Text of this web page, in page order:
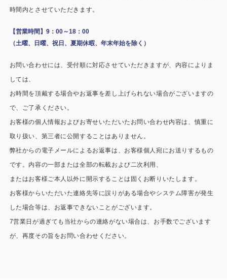
ニュース一覧
倉庫・工場
店舗
勉強部屋・子供部屋
休憩室・喫煙室
よくあるご質問
その他
お問い合わせ
利用規約
時間内とさせていただきます。
【営業時間】9：00～18：00
（土曜、日曜、祝日、夏期休暇、年末年始を除く）
お問い合わせには、受付順に対応させていただきますが、内容によりま
しては、
お時間を頂戴する場合やお返事を差し上げられない場合がございますの
で、ご了承ください。
お客様の個人情報およびお寄せいただいたお問い合わせ内容は、慎重に
取り扱い、第三者に公開することはありません。
弊社からの電子メールによるお返事は、お客様個人宛にお送りするもの
です。内容の一部または全部の転載および二次利用、
またはお客様ご本人以外に開示することは固くお断りいたします。
お客様からいただいた連絡先等に誤りがある場合やシステム障害が発生
した場合等は、お返事できないことがございます。
7営業日が過ぎても当社からの連絡がない場合は、お手数でございます
が、再度その旨をお問い合わせください。